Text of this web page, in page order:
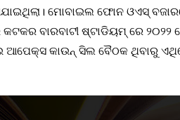
ମୋବାଇଲ ଫୋନ ଓଏସ୍
କଟକର ବାରବାଟୀ ଷ୍ଟାଡିୟମ୍ ରେ
କାଉନ୍ ସିଲ ବୈଠକ ଥିବାରୁ